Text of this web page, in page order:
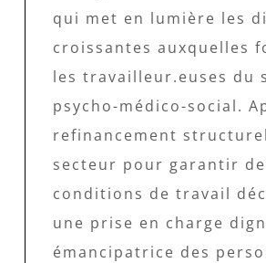
qui met en lumière les
croissantes auxquelles
les travailleur.euses du
psycho-médico-social.
refinancement
secteur pour garantir
conditions de travail
une prise en charge
émancipatrice des